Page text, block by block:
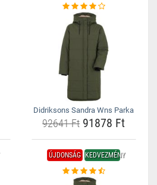
Didriksons Sandra Wns Parka
92641 Ft91878 Ft
ÚJDONSÁG KEDVEZMÉNY